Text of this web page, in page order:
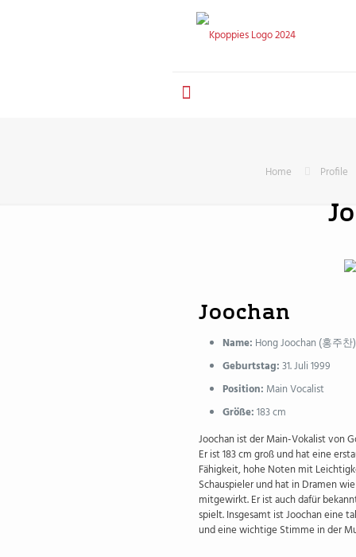
Home Profile
Joochan
Name: Hong Joochan (홍주찬)
Geburtstag:31. Juli 1999
Position: Main Vocalist
Größe:183 cm
Joochan ist der Main-Vokalist von
Er ist 183 cm groß und hat eine
Fähigkeit, hohe Noten mit
Schauspieler und hat in Dramen
mitgewirkt. Er ist auch dafür
spielt. Insgesamt ist Joochan eine
und eine wichtige Stimme in der